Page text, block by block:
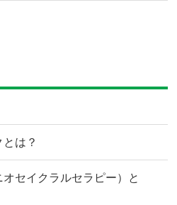
は？
セイクラルセラピー）と